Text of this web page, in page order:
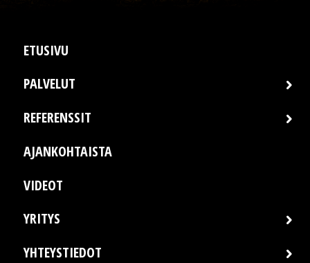
ETUSIVU
PALVELUT
REFERENSSIT
AJANKOHTAISTA
VIDEOT
YRITYS
YHTEYSTIEDOT